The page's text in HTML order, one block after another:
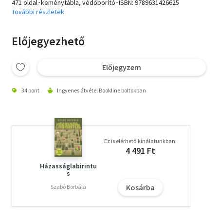
471 oldal･keménytábla, védőborító･ISBN: 9789631426625
További részletek
Előjegyezhető
Előjegyzem
34 pont Ingyenes átvétel Bookline boltokban
Házasságlabirintu
s
Szabó Borbála
Ez is elérhető kínálatunkban:
4 491 Ft
Kosárba